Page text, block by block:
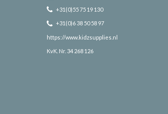
+31(0)55 75 19 130
+31(0)6 38 50 58 97
https://www.kidzsupplies.nl
KvK. Nr. 34 268 126